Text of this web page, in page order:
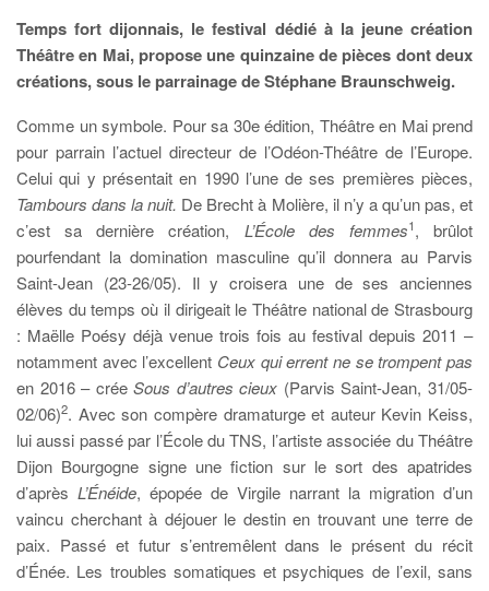
Temps fort dijonnais, le festival dédié à la jeune création
Théâtre en Mai, propose une quinzaine de pièces dont deux
créations, sous le parrainage de Stéphane Braunschweig.
Comme un symbole. Pour sa 30eédition, Théâtre en Mai prend
pour parrain l’actuel directeur de l’Odéon-Théâtre de l’Europe.
Celui qui y présentait en 1990 l’une de ses premières pièces,
Tambours dans la nuit. De Brecht à Molière, il n’y a qu’un pas, et
c’est sa dernière création, L’École des femmes1, brûlot
pourfendant la domination masculine qu’il donnera au Parvis
Saint-Jean (23-26/05). Il y croisera une de ses anciennes
élèves du temps où il dirigeait le Théâtre national de Strasbourg
: Maëlle Poésy déjà venue trois fois au festival depuis 2011 –
notamment avec l’excellent Ceux qui errent ne se trompent pas
en 2016 – créeSous d’autres cieux (Parvis Saint-Jean, 31/05-
02/06)2. Avec son compère dramaturge et auteur Kevin Keiss,
lui aussi passé par l’École du TNS, l’artiste associée du Théâtre
Dijon Bourgogne signe une fiction sur le sort des apatrides
d’après L’Énéide, épopée de Virgile narrant la migration d’un
vaincu cherchant à déjouer le destin en trouvant une terre de
paix. Passé et futur s’entremêlent dans le présent du récit
d’Énée. Les troubles somatiques et psychiques de l’exil, sans